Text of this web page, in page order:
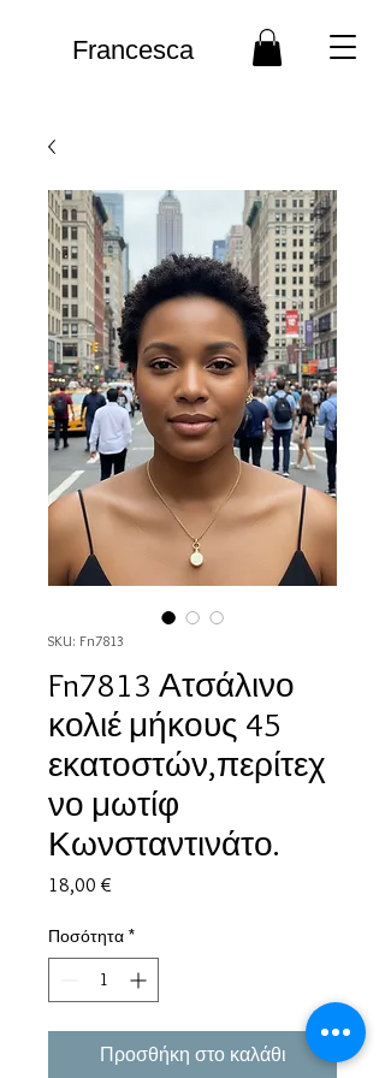
Francesca
SKU: Fn7813
Fn7813 Ατσάλινο
κολιέ μήκους 45
εκατοστών,περίτεχ
νο μωτίφ
Κωνσταντινάτο.
18,00 €
Ποσότητα *
Προσθήκη στο καλάθι